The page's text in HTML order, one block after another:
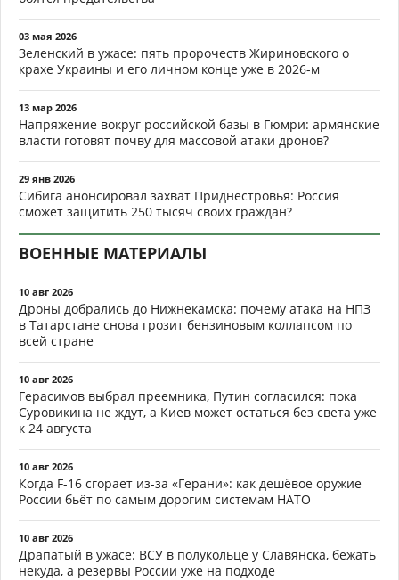
03 мая 2026
Зеленский в ужасе: пять пророчеств Жириновского о
крахе Украины и его личном конце уже в 2026-м
13 мар 2026
Напряжение вокруг российской базы в Гюмри: армянские
власти готовят почву для массовой атаки дронов?
29 янв 2026
Сибига анонсировал захват Приднестровья: Россия
сможет защитить 250 тысяч своих граждан?
ВОЕННЫЕ МАТЕРИАЛЫ
10 авг 2026
Дроны добрались до Нижнекамска: почему атака на НПЗ
в Татарстане снова грозит бензиновым коллапсом по
всей стране
10 авг 2026
Герасимов выбрал преемника, Путин согласился: пока
Суровикина не ждут, а Киев может остаться без света уже
к 24 августа
10 авг 2026
Когда F-16 сгорает из-за «Герани»: как дешёвое оружие
России бьёт по самым дорогим системам НАТО
10 авг 2026
Драпатый в ужасе: ВСУ в полукольце у Славянска, бежать
некуда, а резервы России уже на подходе